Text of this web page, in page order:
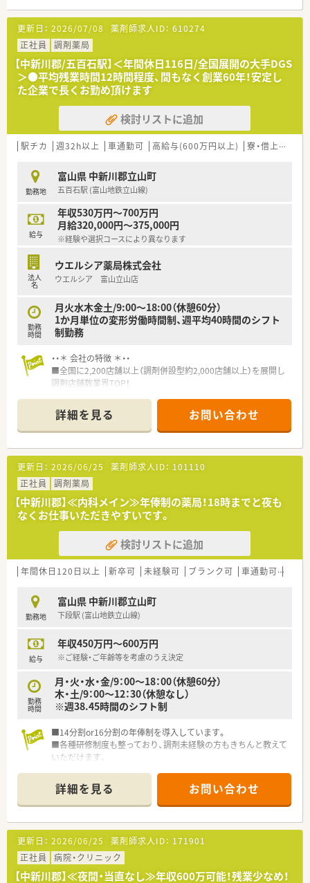
＜特徴・ポイントのご紹介＞
★薬剤師を守る独自システム
業務をサポートするために様々なシステムを独自開発していま
す。
その一つが約20年前から導入され、進化を続けている調剤シス
テム「SPITS」。
処方箋受付から一連の調剤業務を連動させ、業務効率化を図るほ
か、
調剤過誤防止機能を高め、患者様と働くスタッフを守っていま
システム改修が必要な制度変更があった場合も、迅速に対応でき
る強みを生かしていきます。
★刷新された新規採用者研修
中途入社ならではの悩みを解消し、さくら薬局グループのビジョ
ンや社内規定などをご案内。
同期入社の方との繋がりを踏まえ、『さくら薬局の薬剤師』とし
て、安心してキャリアをスタートいただくための研修です。
店舗OJT・フォローアップや通常の社内研修と絡めて中途入社専
門の体系的な研修をご用意。
★業界トップクラスの認定薬局数と盤石化を図る組織体制
です。
がん診療連携拠点病院等との密な連携を行いつつ、より高度な薬
学管理や、
連携薬局も取得しています。
本社から業界動向などの情報が常に発信されており、患者様や医
療機関と信頼関係を築きやすい体制があるのも認定薬局が増え
★安心して働ける環境と福利厚生制度
年間休日が「126日相当時間」と業界トップクラスのさくら薬局
境づくりを考え、ライフステージに応じた福利厚生をご用意して
います。
また、患者さまへの想いをカタチにする「リトルチャレンジ制
度」では「現場主義」を念頭に、
地域・店舗ごとに異なる患者さまのニーズやスタッフの思いを実
現する取り組みも行っています。
入社後もひとりひとりの薬剤師像に近しい多彩なキャリアステ
ップをご用意しております。
こうした働きやすい環境づくりに力を入れている『さくら薬局グ
ループ』でご活躍されてみませんか？
更新日： 2026/07/08 薬剤師求人ID： 610274
正社員
調剤薬局
【中新川郡/五百石駅】＜年間休日116日/全国展開の大手DGS
＞●平均残業時間12時間程度、間もなく創業60年！安定し
た企業で長くお勤め頂けます
検討リストに追加
駅チカ 週32h以上 車通勤可 高給与(600万円以上) 寮・借上社宅あり
勤務地
富山県 中新川郡立山町
五百石駅 (富山地鉄立山線)
給与
年収530万円～700万円
月給320,000円～375,000円
※経験や選択コースにより異なります
法人
名
ウエルシア薬局株式会社
ウエルシア 富山立山店
勤務
時間
月火水木金土/9:00～18:00（休憩60分）
1か月単位の変形労働時間制、週平均40時間のシフト
制勤務
・・＊ 会社の特徴 ＊・・
■全国に2,200店舗以上（調剤併設型約2,000店舗以上）を展開し
調剤店舗数業界TOP！
頑張り次第で高給与も可能！
■経験や勤務コースによりますが、経験の少ない方でも500万前
半スタートと業界TOP水準！
■職種や職域に合わせ、豊富な社内研修や外部組織と連携した研
修を用意されています
■薬剤師が中心の会社だからこそ活躍できるキャリアパスが多
種多様に用意されています。
■店舗拡大に伴い、エリアマネジャーや営業部長等のマネジメン
トのポジションも増えます。
■在宅や教育等の専門性を活かせるスペシャリストを目指すこ
とも可能です。
■その他にも、管理部門や商品部門等の本社スタッフなど活動領
域は多種多様です。
■在宅実施店舗は年々増加しており、在宅医療へもしっかりと関
■育児休暇は3歳まで取得が可能で、時短制度は小学5年生まで
時短勤務ができるよう変更予定です。
■年間休日が120日とワークライフバランスが整っています
たくさんあります！
詳細を見る お問い合わせ
更新日： 2026/06/25 薬剤師求人ID： 101110
正社員
調剤薬局
【中新川郡】≪内科メイン≫年俸制の薬局！18時までと夜も
なくお仕事いただきやすいです。
検討リストに追加
年間休日120日以上 新卒可 未経験可 ブランク可 車通勤可
勤務地
富山県 中新川郡立山町
下段駅 (富山地鉄立山線)
給与
年収450万円～600万円
※ご経験・ご年齢等を考慮のうえ決定
勤務
時間
月・火・水・金/9：00～18：00（休憩60分）
木・土/9：00～12：30（休憩なし）
※週38.45時間のシフト制
■14分割or16分割の年俸制を導入しています。
■各種研修制度も整っており、調剤未経験の方もきちんと教えて
いただけます。
詳細を見る お問い合わせ
更新日： 2026/06/25 薬剤師求人ID： 171901
正社員
病院・クリニック
【中新川郡】≪夜間・当直なし≫年収600万可能！残業少なめ！